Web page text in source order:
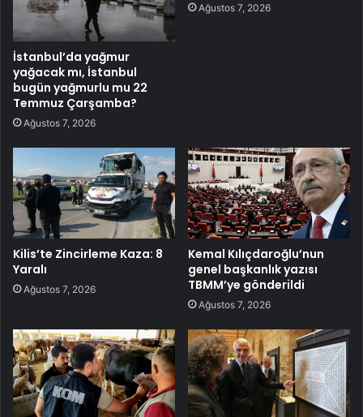
İstanbul’da yağmur
yağacak mı, İstanbul
bugün yağmurlu mu 22
Temmuz Çarşamba?
Ağustos 7, 2026
Ağustos 7, 2026
Kilis’te Zincirleme Kaza: 8
Yaralı
Ağustos 7, 2026
Kemal Kılıçdaroğlu’nun
genel başkanlık yazısı
TBMM’ye gönderildi
Ağustos 7, 2026